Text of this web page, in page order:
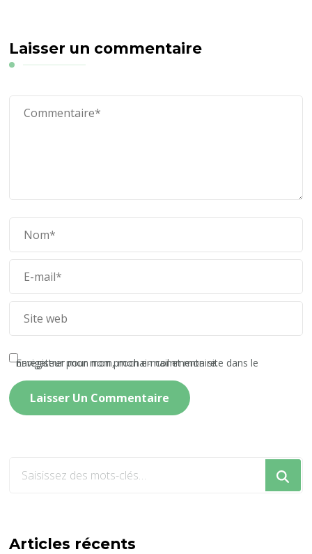
Laisser un commentaire
Enregistrer mon nom, mon e-mail et mon site dans le navigateur pour mon prochain commentaire.
?
Articles récents